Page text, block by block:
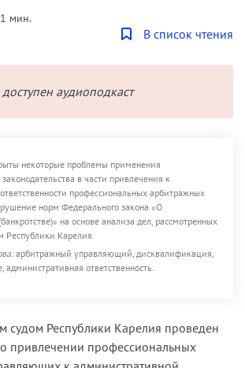
мин.
В список чтения
аудиоподкаст
некоторые проблемы применения
в части привлечения к
профессиональных арбитражных
норм Федерального закона «О
на основе анализа дел, рассмотренных
Карелия.
арбитражный управляющий, дисквалификация,
административная ответственность.
судом Республики Карелия проведен
привлечении профессиональных